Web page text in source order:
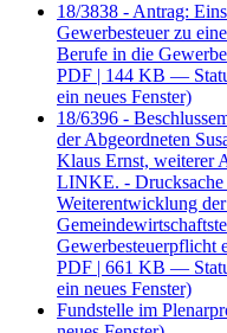
18/3838 - Antrag:
Gewerbesteuer zu
Berufe in die
PDF | 144 KB —
ein neues Fenster)
18/6396 -
der Abgeordneten
Klaus Ernst, weiterer
LINKE. - Drucksache
Weiterentwicklung
Gewerbesteuerpflicht
PDF | 661 KB —
ein neues Fenster)
Fundstelle im